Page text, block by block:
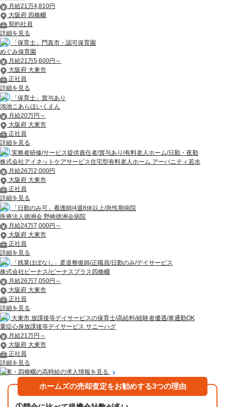
月給21万4,810円
大阪府 四條畷
契約社員
詳細を見る
「保育士」門真市・認可保育園
めぐみ保育園
月給21万5,600円～
大阪府 大東市
正社員
詳細を見る
「保育士」賞与あり
鴻池こあらほいくえん
月給20万円～
大阪府 大東市
正社員
詳細を見る
実務者研修/サービス提供責任者/賞与あり/有料老人ホーム/日勤・夜勤
株式会社アイネットケアサービス住宅型有料老人ホーム アーバニティ若水
月給26万2,000円
大阪府 大東市
正社員
詳細を見る
「日勤のみ可」看護師/4週8休以上/急性期病院
医療法人徳洲会 野崎徳洲会病院
月給24万7,000円～
大阪府 大東市
正社員
詳細を見る
「残業ほぼなし」柔道整復師/正職員/日勤のみ/デイサービス
株式会社ビーナス/ビーナスプラス四條畷
月給26万7,050円～
大阪府 大東市
正社員
詳細を見る
大東市 放課後等デイサービスの保育士/高給料/経験者優遇/車通勤OK
重症心身放課後等デイサービス サニーハグ
月給21万円～
大阪府 大東市
正社員
詳細を見る
大東・四條畷の高時給の求人情報を見る
ホームズの売却査定をお勧めする3つの理由